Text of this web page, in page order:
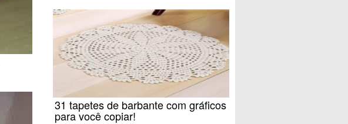
31 tapetes de barbante com gráficos
para você copiar!